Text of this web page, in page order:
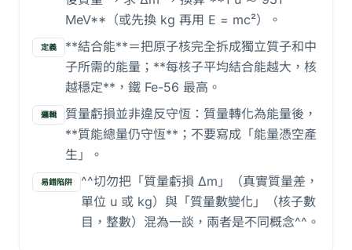
MeV**（或先換 kg 再用 E = mc²）。
定義
**結合能**＝把原子核完全拆成獨立質子和中
子所需的能量；**每核子平均結合能越大，核
越穩定**，鐵 Fe-56 最高。
邏輯
質量虧損並非違反守恆：質量轉化為能量後，
**質能總量仍守恆**；不要寫成「能量憑空產
生」。
易錯陷阱
^^切勿把「質量虧損 Δm」（真實質量差，
單位 u 或 kg）與「質量數變化」（核子數
目，整數）混為一談，兩者是不同概念^^。